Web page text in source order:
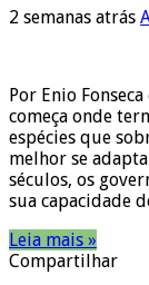
2 semanas atrás
Por Enio
começa onde
espécies que
melhor se
séculos, os
sua capacidade
Leia mais »
Compartilhar